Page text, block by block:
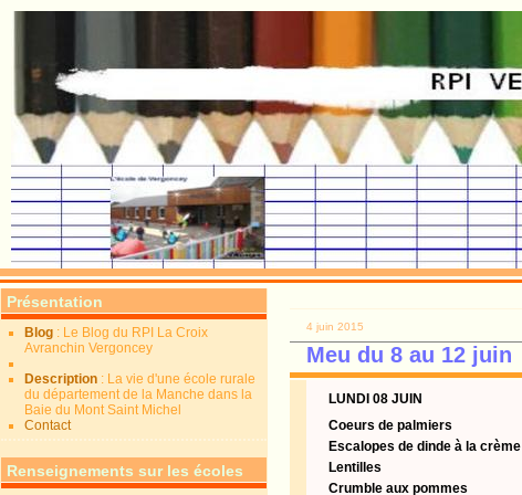
Présentation
Blog : Le Blog du RPI La Croix
Avranchin Vergoncey
Description : La vie d'une école rurale
du département de la Manche dans la
Baie du Mont Saint Michel
Contact
Renseignements sur les écoles
4 juin 2015
Meu du 8 au 12 juin
LUNDI 08 JUIN
Coeurs de palmiers
Escalopes de dinde à la crème
Lentilles
Crumble aux pommes